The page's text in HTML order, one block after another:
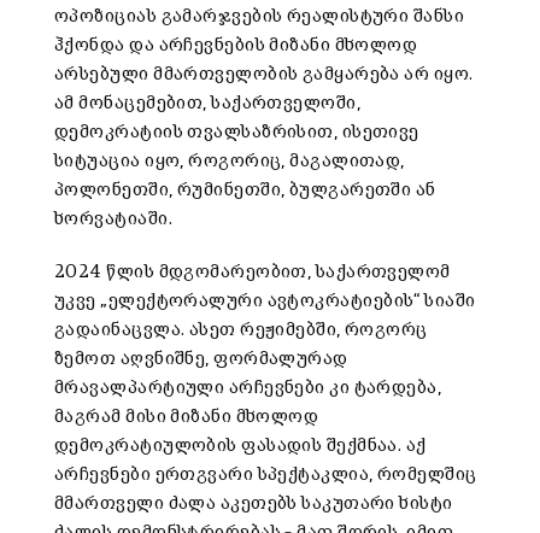
ოპოზიციას გამარჯვების რეალისტური შანსი
ჰქონდა და არჩევნების მიზანი მხოლოდ
არსებული მმართველობის გამყარება არ იყო.
ამ მონაცემებით, საქართველოში,
დემოკრატიის თვალსაზრისით, ისეთივე
სიტუაცია იყო, როგორიც, მაგალითად,
პოლონეთში, რუმინეთში, ბულგარეთში ან
ხორვატიაში.
2024 წლის მდგომარეობით, საქართველომ
უკვე „ელექტორალური ავტოკრატიების“ სიაში
გადაინაცვლა. ასეთ რეჟიმებში, როგორც
ზემოთ აღვნიშნე, ფორმალურად
მრავალპარტიული არჩევნები კი ტარდება,
მაგრამ მისი მიზანი მხოლოდ
დემოკრატიულობის ფასადის შექმნაა. აქ
არჩევნები ერთგვარი სპექტაკლია, რომელშიც
მმართველი ძალა აკეთებს საკუთარი ხისტი